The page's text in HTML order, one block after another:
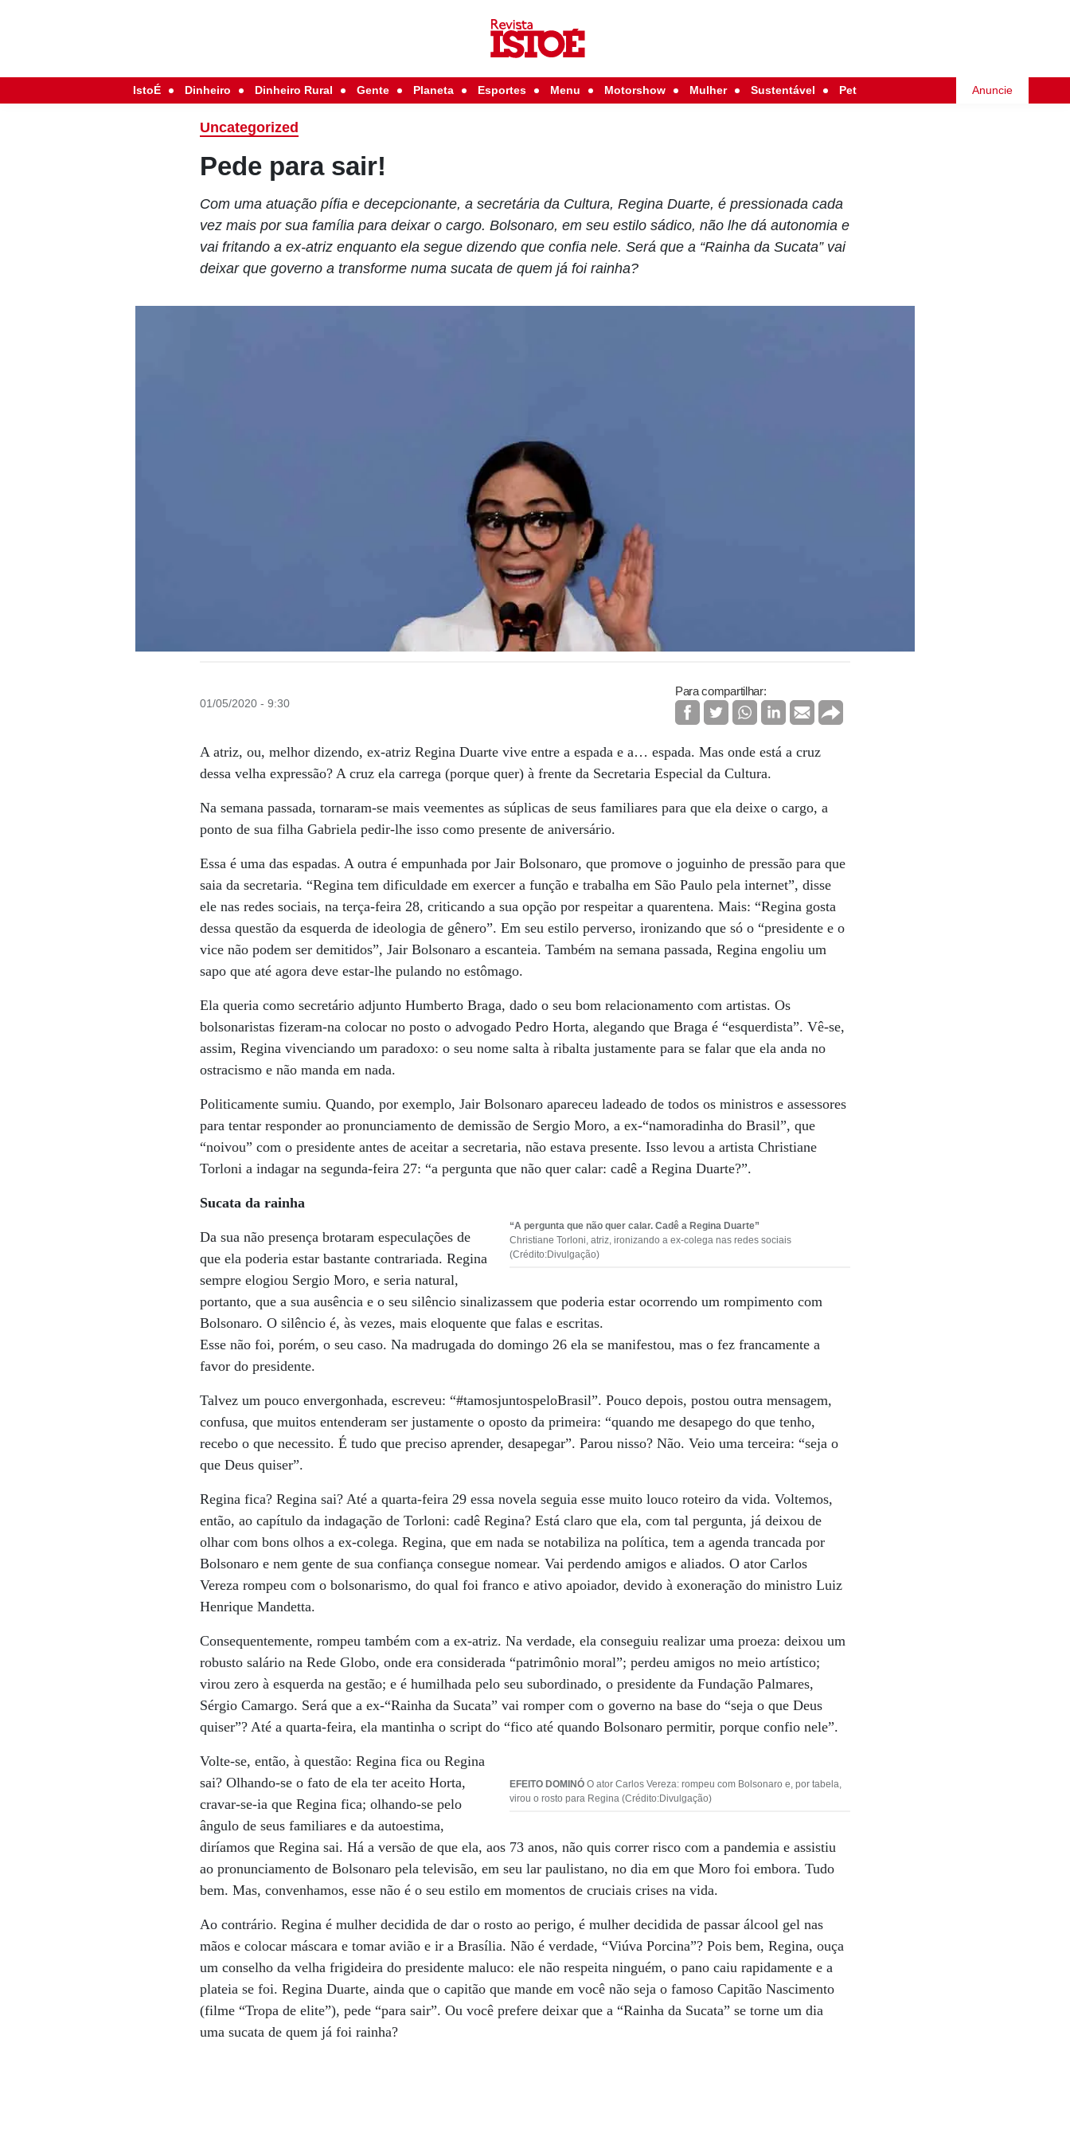
IstoÉ Dinheiro Dinheiro Rural Gente Planeta Esportes Menu Motorshow Mulher Sustentável Pet Anuncie
Uncategorized
Pede para sair!
Com uma atuação pífia e decepcionante, a secretária da Cultura, Regina Duarte, é pressionada cada
vez mais por sua família para deixar o cargo. Bolsonaro, em seu estilo sádico, não lhe dá autonomia e
vai fritando a ex-atriz enquanto ela segue dizendo que confia nele. Será que a “Rainha da Sucata” vai
deixar que governo a transforme numa sucata de quem já foi rainha?
01/05/2020 - 9:30
Para compartilhar:
A atriz, ou, melhor dizendo, ex-atriz Regina Duarte vive entre a espada e a… espada. Mas onde está a cruz
dessa velha expressão? A cruz ela carrega (porque quer) à frente da Secretaria Especial da Cultura.
Na semana passada, tornaram-se mais veementes as súplicas de seus familiares para que ela deixe o cargo, a
ponto de sua filha Gabriela pedir-lhe isso como presente de aniversário.
Essa é uma das espadas. A outra é empunhada por Jair Bolsonaro, que promove o joguinho de pressão para que
saia da secretaria. “Regina tem dificuldade em exercer a função e trabalha em São Paulo pela internet”, disse
ele nas redes sociais, na terça-feira 28, criticando a sua opção por respeitar a quarentena. Mais: “Regina gosta
dessa questão da esquerda de ideologia de gênero”. Em seu estilo perverso, ironizando que só o “presidente e o
vice não podem ser demitidos”, Jair Bolsonaro a escanteia. Também na semana passada, Regina engoliu um
sapo que até agora deve estar-lhe pulando no estômago.
Ela queria como secretário adjunto Humberto Braga, dado o seu bom relacionamento com artistas. Os
bolsonaristas fizeram-na colocar no posto o advogado Pedro Horta, alegando que Braga é “esquerdista”. Vê-se,
assim, Regina vivenciando um paradoxo: o seu nome salta à ribalta justamente para se falar que ela anda no
ostracismo e não manda em nada.
Politicamente sumiu. Quando, por exemplo, Jair Bolsonaro apareceu ladeado de todos os ministros e assessores
para tentar responder ao pronunciamento de demissão de Sergio Moro, a ex-“namoradinha do Brasil”, que
“noivou” com o presidente antes de aceitar a secretaria, não estava presente. Isso levou a artista Christiane
Torloni a indagar na segunda-feira 27: “a pergunta que não quer calar: cadê a Regina Duarte?”.
“A pergunta que não quer calar. Cadê a Regina Duarte”
Christiane Torloni, atriz, ironizando a ex-colega nas redes sociais
(Crédito:Divulgação)
Sucata da rainha
Da sua não presença brotaram especulações de
que ela poderia estar bastante contrariada. Regina
sempre elogiou Sergio Moro, e seria natural,
portanto, que a sua ausência e o seu silêncio sinalizassem que poderia estar ocorrendo um rompimento com
Bolsonaro. O silêncio é, às vezes, mais eloquente que falas e escritas.
Esse não foi, porém, o seu caso. Na madrugada do domingo 26 ela se manifestou, mas o fez francamente a
favor do presidente.
Talvez um pouco envergonhada, escreveu: “#tamosjuntospeloBrasil”. Pouco depois, postou outra mensagem,
confusa, que muitos entenderam ser justamente o oposto da primeira: “quando me desapego do que tenho,
recebo o que necessito. É tudo que preciso aprender, desapegar”. Parou nisso? Não. Veio uma terceira: “seja o
que Deus quiser”.
Regina fica? Regina sai? Até a quarta-feira 29 essa novela seguia esse muito louco roteiro da vida. Voltemos,
então, ao capítulo da indagação de Torloni: cadê Regina? Está claro que ela, com tal pergunta, já deixou de
olhar com bons olhos a ex-colega. Regina, que em nada se notabiliza na política, tem a agenda trancada por
Bolsonaro e nem gente de sua confiança consegue nomear. Vai perdendo amigos e aliados. O ator Carlos
Vereza rompeu com o bolsonarismo, do qual foi franco e ativo apoiador, devido à exoneração do ministro Luiz
Henrique Mandetta.
Consequentemente, rompeu também com a ex-atriz. Na verdade, ela conseguiu realizar uma proeza: deixou um
robusto salário na Rede Globo, onde era considerada “patrimônio moral”; perdeu amigos no meio artístico;
virou zero à esquerda na gestão; e é humilhada pelo seu subordinado, o presidente da Fundação Palmares,
Sérgio Camargo. Será que a ex-“Rainha da Sucata” vai romper com o governo na base do “seja o que Deus
quiser”? Até a quarta-feira, ela mantinha o script do “fico até quando Bolsonaro permitir, porque confio nele”.
EFEITO DOMINÓO ator Carlos Vereza: rompeu com Bolsonaro e, por tabela,
virou o rosto para Regina (Crédito:Divulgação)
Volte-se, então, à questão: Regina fica ou Regina
sai? Olhando-se o fato de ela ter aceito Horta,
cravar-se-ia que Regina fica; olhando-se pelo
ângulo de seus familiares e da autoestima,
diríamos que Regina sai. Há a versão de que ela, aos 73 anos, não quis correr risco com a pandemia e assistiu
ao pronunciamento de Bolsonaro pela televisão, em seu lar paulistano, no dia em que Moro foi embora. Tudo
bem. Mas, convenhamos, esse não é o seu estilo em momentos de cruciais crises na vida.
Ao contrário. Regina é mulher decidida de dar o rosto ao perigo, é mulher decidida de passar álcool gel nas
mãos e colocar máscara e tomar avião e ir a Brasília. Não é verdade, “Viúva Porcina”? Pois bem, Regina, ouça
um conselho da velha frigideira do presidente maluco: ele não respeita ninguém, o pano caiu rapidamente e a
plateia se foi. Regina Duarte, ainda que o capitão que mande em você não seja o famoso Capitão Nascimento
(filme “Tropa de elite”), pede “para sair”. Ou você prefere deixar que a “Rainha da Sucata” se torne um dia
uma sucata de quem já foi rainha?